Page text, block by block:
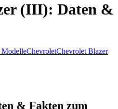
(III): Daten &
ChevroletChevrolet Blazer
& Fakten zum